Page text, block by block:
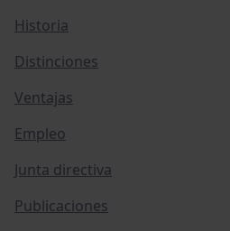
Historia
Distinciones
Ventajas
Empleo
Junta directiva
Publicaciones